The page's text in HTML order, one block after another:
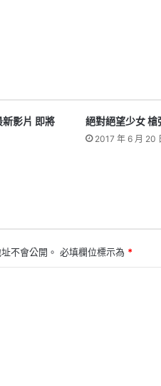
新影片 即將
絕對絕望少女
2017 年 6 月 20
不會公開。 必填欄位標示為 *